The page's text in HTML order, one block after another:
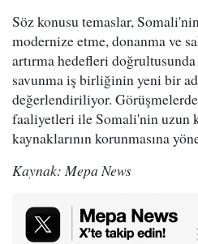
Söz konusu temaslar,
modernize etme, donanma ve
artırma hedefleri
savunma iş birliğinin yeni bir
değerlendiriliyor.
faaliyetleri ile Somali'nin uzun
kaynaklarının korunmasına
Kaynak: Mepa News